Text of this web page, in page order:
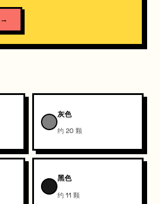
→
灰色
约 20 颗
黑色
约 11 颗